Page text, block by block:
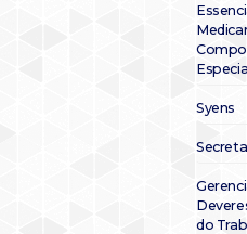
Syens
do